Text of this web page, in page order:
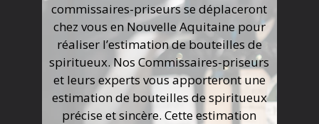
commissaires-priseurs se déplaceront
chez vous en Nouvelle Aquitaine pour
réaliser l’estimation de bouteilles de
spiritueux. Nos Commissaires-priseurs
et leurs experts vous apporteront une
estimation de bouteilles de spiritueux
précise et sincère. Cette estimation